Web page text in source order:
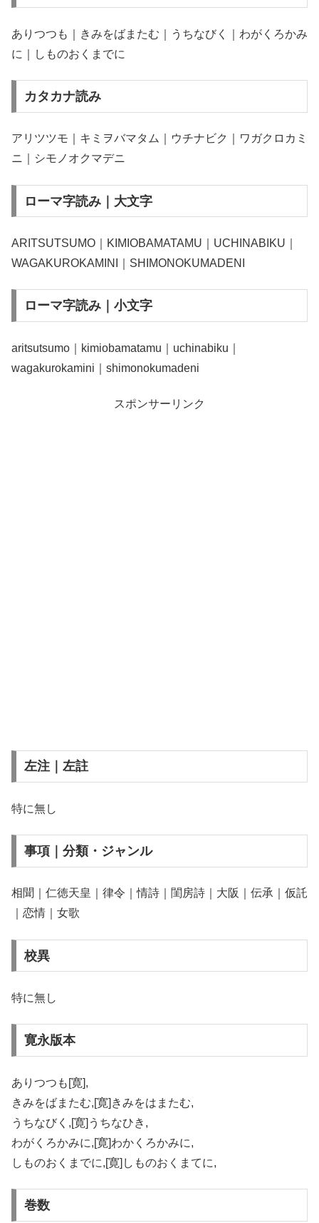
ありつつも｜きみをばまたむ｜うちなびく｜わがくろかみ
に｜しものおくまでに
カタカナ読み
アリツツモ｜キミヲバマタム｜ウチナビク｜ワガクロカミ
ニ｜シモノオクマデニ
ローマ字読み｜大文字
ARITSUTSUMO｜KIMIOBAMATAMU｜UCHINABIKU｜
WAGAKUROKAMINI｜SHIMONOKUMADENI
ローマ字読み｜小文字
aritsutsumo｜kimiobamatamu｜uchinabiku｜
wagakurokamini｜shimonokumadeni
スポンサーリンク
左注｜左註
特に無し
事項｜分類・ジャンル
相聞｜仁徳天皇｜律令｜情詩｜閨房詩｜大阪｜伝承｜仮託
｜恋情｜女歌
校異
特に無し
寛永版本
ありつつも[寛],
きみをばまたむ,[寛]きみをはまたむ,
うちなびく,[寛]うちなひき,
わがくろかみに,[寛]わかくろかみに,
しものおくまでに,[寛]しものおくまてに,
巻数